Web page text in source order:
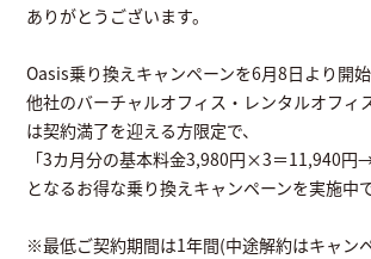
ありがとうございます。
Oasis乗り換えキャンペーンを6月8日より開始
他社のバーチャルオフィス・レンタルオフィ
は契約満了を迎える方限定で、
「3カ月分の基本料金3,980円×3＝11,940円
となるお得な乗り換えキャンペーンを実施中
※最低ご契約期間は1年間(中途解約はキャン